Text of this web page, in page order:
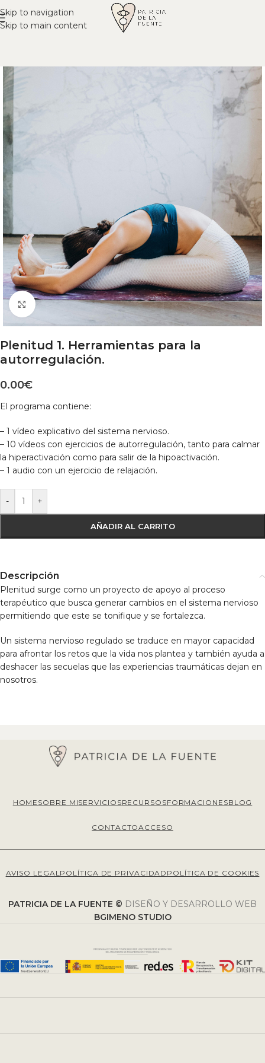
Skip to navigation
Skip to main content
Click to enlarge
Plenitud 1. Herramientas para la
autorregulación.
0.00€
El programa contiene:
– 1 vídeo explicativo del sistema nervioso.
– 10 vídeos con ejercicios de autorregulación, tanto para calmar
la hiperactivación como para salir de la hipoactivación.
– 1 audio con un ejercicio de relajación.
- +
AÑADIR AL CARRITO
Descripción
Plenitud surge como un proyecto de apoyo al proceso
terapéutico que busca generar cambios en el sistema nervioso
permitiendo que este se tonifique y se fortalezca.
Un sistema nervioso regulado se traduce en mayor capacidad
para afrontar los retos que la vida nos plantea y también ayuda a
deshacer las secuelas que las experiencias traumáticas dejan en
nosotros.
HOME SOBRE MISERVICIOSRECURSOSFORMACIONESBLOG
CONTACTOACCESO
AVISO LEGALPOLÍTICA DE PRIVACIDAD POLÍTICA DE COOKIES
PATRICIA DE LA FUENTE © DISEÑO Y DESARROLLO WEB
BGIMENO STUDIO